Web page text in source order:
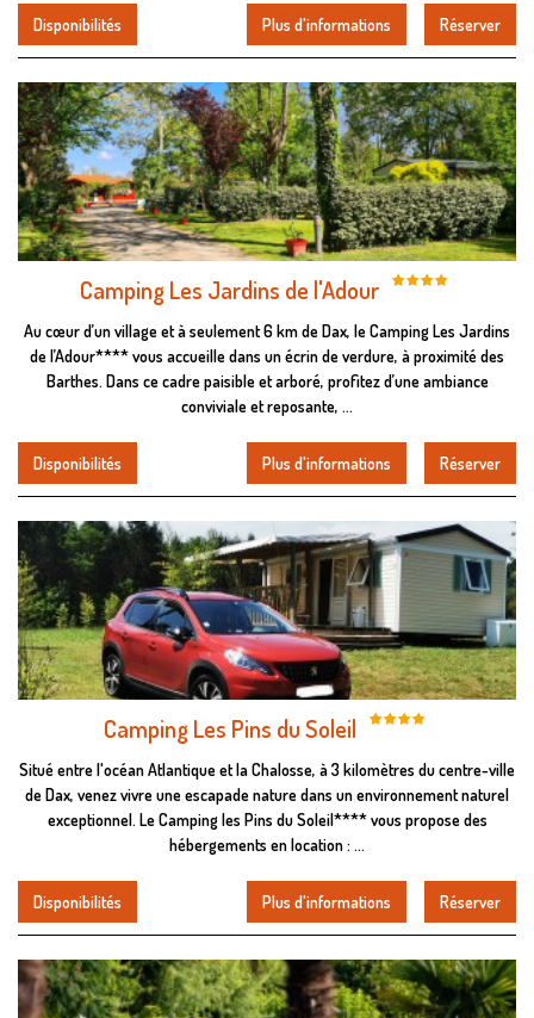
Disponibilités Plus d'informations Réserver
Camping Les Jardins de l'Adour
Au cœur d’un village et à seulement 6 km de Dax, le Camping Les Jardins
de l’Adour**** vous accueille dans un écrin de verdure, à proximité des
Barthes. Dans ce cadre paisible et arboré, profitez d’une ambiance
conviviale et reposante, ...
Disponibilités Plus d'informations Réserver
Camping Les Pins du Soleil
Situé entre l'océan Atlantique et la Chalosse, à 3 kilomètres du centre-ville
de Dax, venez vivre une escapade nature dans un environnement naturel
exceptionnel. Le Camping les Pins du Soleil**** vous propose des
hébergements en location : ...
Disponibilités Plus d'informations Réserver